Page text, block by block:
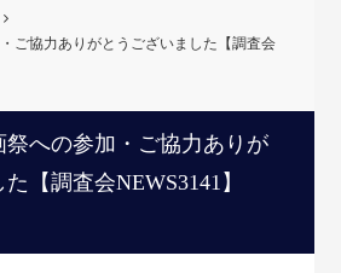
ご協力ありがとうございました【調査会
祭への参加・ご協力ありが
【調査会NEWS3141】